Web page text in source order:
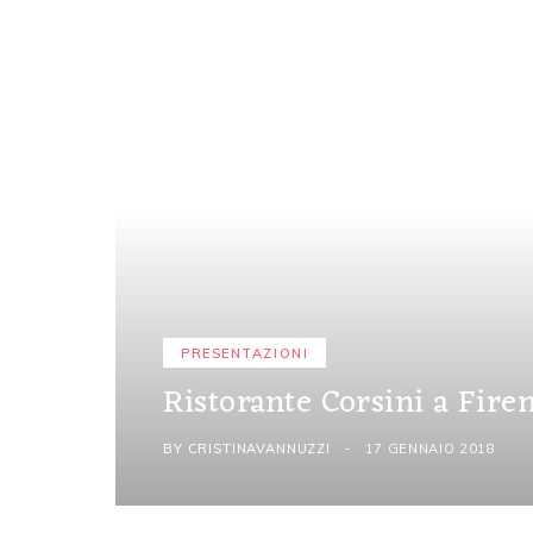
PRESENTAZIONI
Ristorante Corsini a
BY CRISTINAVANNUZZI 17 GENNAIO 2018